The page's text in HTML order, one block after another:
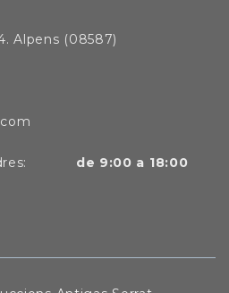
Alpens (08587)
de 9:00 a 18:00